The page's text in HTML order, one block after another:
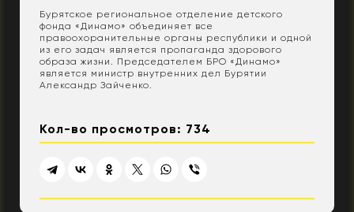
Бурятское региональное отделение детского
фонда «Динамо» объединяет все
правоохоранительные органы республики и одной
из его задач является пропаганда здорового
образа жизни. Председателем БРО «Динамо»
является министр внутренних дел Бурятии
Александр Зайченко.
Кол-во просмотров: 734